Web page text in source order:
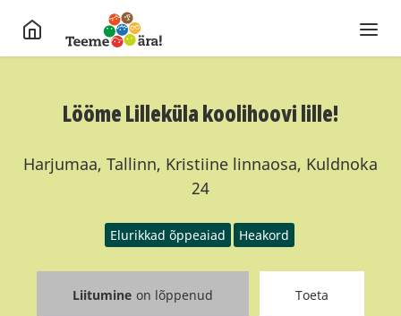
Lööme Lilleküla koolihoovi lille!
Harjumaa, Tallinn, Kristiine linnaosa, Kuldnoka
24
Elurikkad õppeaiad Heakord
Liitumine on lõppenud Toeta